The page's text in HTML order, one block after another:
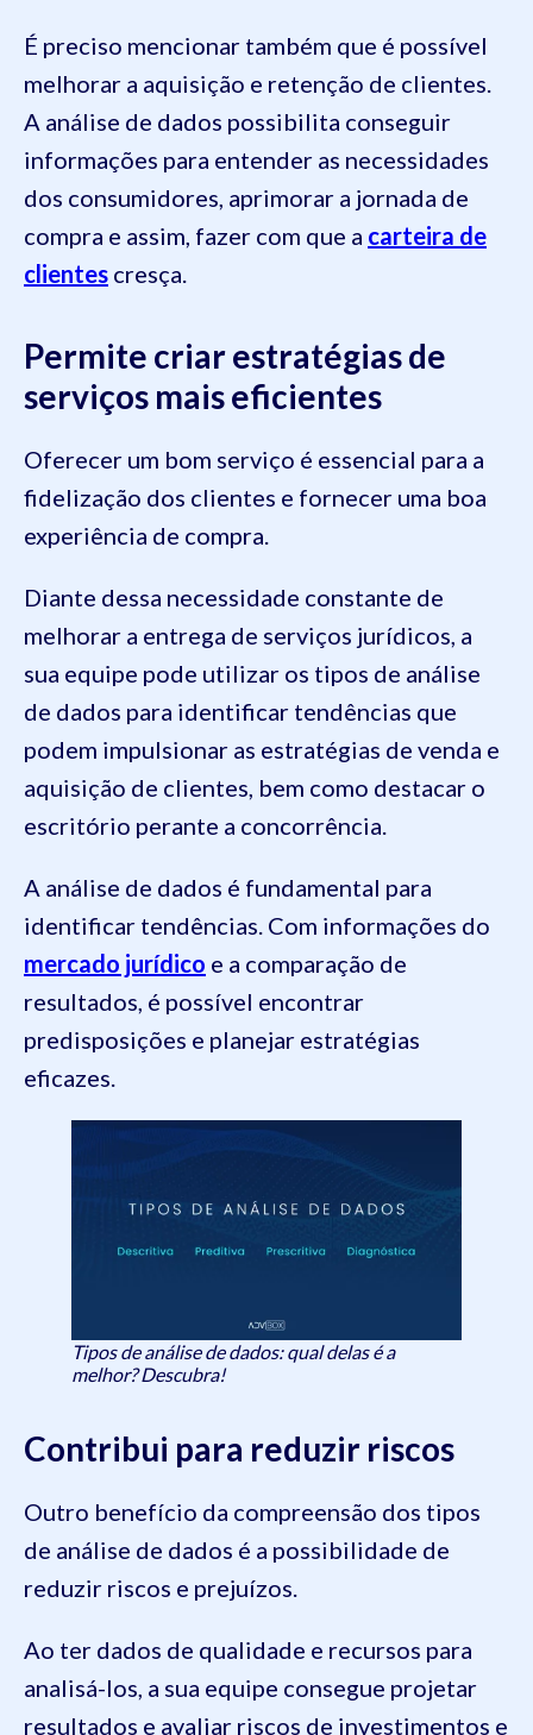
É preciso mencionar também que é possível
melhorar a aquisição e retenção de clientes.
A análise de dados possibilita conseguir
informações para entender as necessidades
dos consumidores, aprimorar a jornada de
compra e assim, fazer com que a carteira de
clientes cresça.
Permite criar estratégias de
serviços mais eficientes
Oferecer um bom serviço é essencial para a
fidelização dos clientes e fornecer uma boa
experiência de compra.
Diante dessa necessidade constante de
melhorar a entrega de serviços jurídicos, a
sua equipe pode utilizar os tipos de análise
de dados para identificar tendências que
podem impulsionar as estratégias de venda e
aquisição de clientes, bem como destacar o
escritório perante a concorrência.
A análise de dados é fundamental para
identificar tendências. Com informações do
mercado jurídico e a comparação de
resultados, é possível encontrar
predisposições e planejar estratégias
eficazes.
Tipos de análise de dados: qual delas é a
melhor? Descubra!
Contribui para reduzir riscos
Outro benefício da compreensão dos tipos
de análise de dados é a possibilidade de
reduzir riscos e prejuízos.
Ao ter dados de qualidade e recursos para
analisá-los, a sua equipe consegue projetar
resultados e avaliar riscos de investimentos e